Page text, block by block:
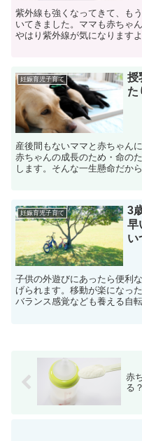
紫外線も強くなってきて、も
いてきました。ママも赤ちゃ
やはり紫外線が気になります
妊娠育児子育て
授
た
産後間もないママと赤ちゃん
赤ちゃんの成長のため・命の
します。そんな一生懸命だか
妊娠育児子育て
3
早
い
子供の外遊びにあったら便利
げられます。移動が楽になっ
バランス感覚なども養える自
赤
る